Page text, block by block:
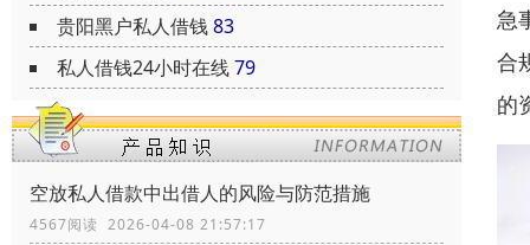
贵阳黑户私人借钱83
私人借钱24小时在线79
空放私人借款中出借人的风险与防范措施
4567阅读 2026-04-08 21:57:17
急
合
的